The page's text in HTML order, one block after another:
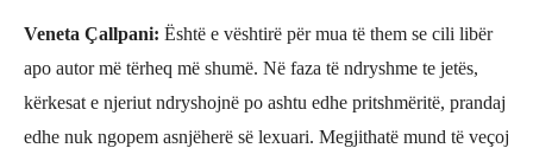
Veneta Çallpani: Është e vështirë për mua të them se cili libër
apo autor më tërheq më shumë. Në faza të ndryshme te jetës,
kërkesat e njeriut ndryshojnë po ashtu edhe pritshmëritë, prandaj
edhe nuk ngopem asnjëherë së lexuari. Megjithatë mund të veçoj